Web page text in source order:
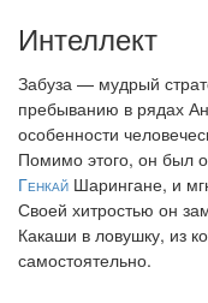
Интеллект
Забуза — мудрый
пребыванию в рядах
особенности
Помимо этого, он был
Генкай Шарингане, и
Своей хитростью он
Какаши в ловушку, из
самостоятельно.